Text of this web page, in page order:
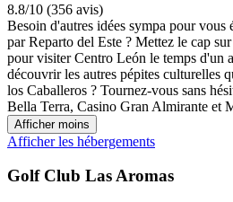
8.8/10 (356 avis)
Besoin d'autres idées sympa pour vous
par Reparto del Este ? Mettez le cap
pour visiter Centro León le temps d'un
découvrir les autres pépites culturelles
los Caballeros ? Tournez-vous sans
Bella Terra, Casino Gran Almirante et
Afficher moins
Afficher les hébergements
Golf Club Las Aromas